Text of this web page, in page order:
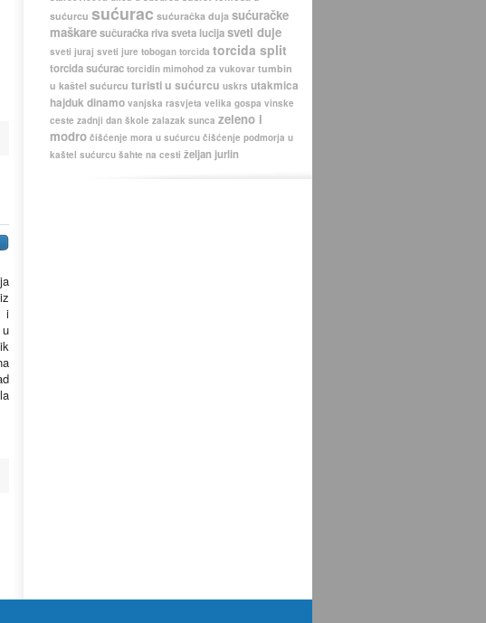
i
sućurcu sućurac sućuračka duja sućuračke
maškaresučuraćka rivasveta lucijasveti duje
sveti juraj sveti jure tobogan torcida torcida split
torcida sućurac torcidin mimohod za vukovar tumbin
u kaštel sućurcu turisti u sućurcu uskrs utakmica
hajduk dinamo vanjska rasvjeta velika gospa vinske
ceste zadnji dan škole zalazak sunca zeleno i
modro čišćenje mora u sućurcu čišćenje podmorja u
kaštel sućurcu šahte na cesti željan jurlin